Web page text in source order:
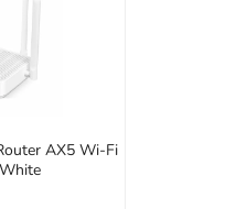
AX5 Wi-Fi